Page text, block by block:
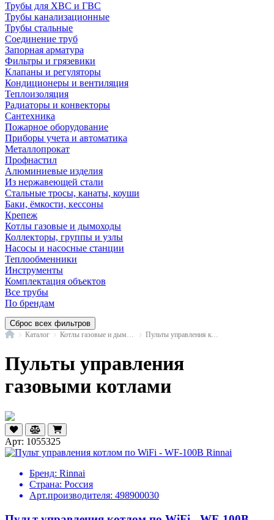
Трубы для ХВС и ГВС
Трубы канализационные
Трубы стальные
Соединение труб
Запорная арматура
Фильтры и грязевики
Клапаны и регуляторы
Кондиционеры и вентиляция
Теплоизоляция
Радиаторы и конвекторы
Сантехника
Пожарное оборудование
Приборы учета и автоматика
Металлопрокат
Профнастил
Алюминиевые изделия
Из нержавеющей стали
Стальные тросы, канаты, коуши
Баки, ёмкости, кессоны
Крепеж
Котлы газовые и дымоходы
Коллекторы, группы и узлы
Насосы и насосные станции
Теплообменники
Инструменты
Комплектация объектов
Все трубы
По брендам
Сброс всех фильтров
ГлавнаяКаталог Пульты управления котлами
Пульты управления
газовыми котлами
Арт: 1055325
Бренд: Rinnai
Страна: Россия
Арт.производителя: 498900030